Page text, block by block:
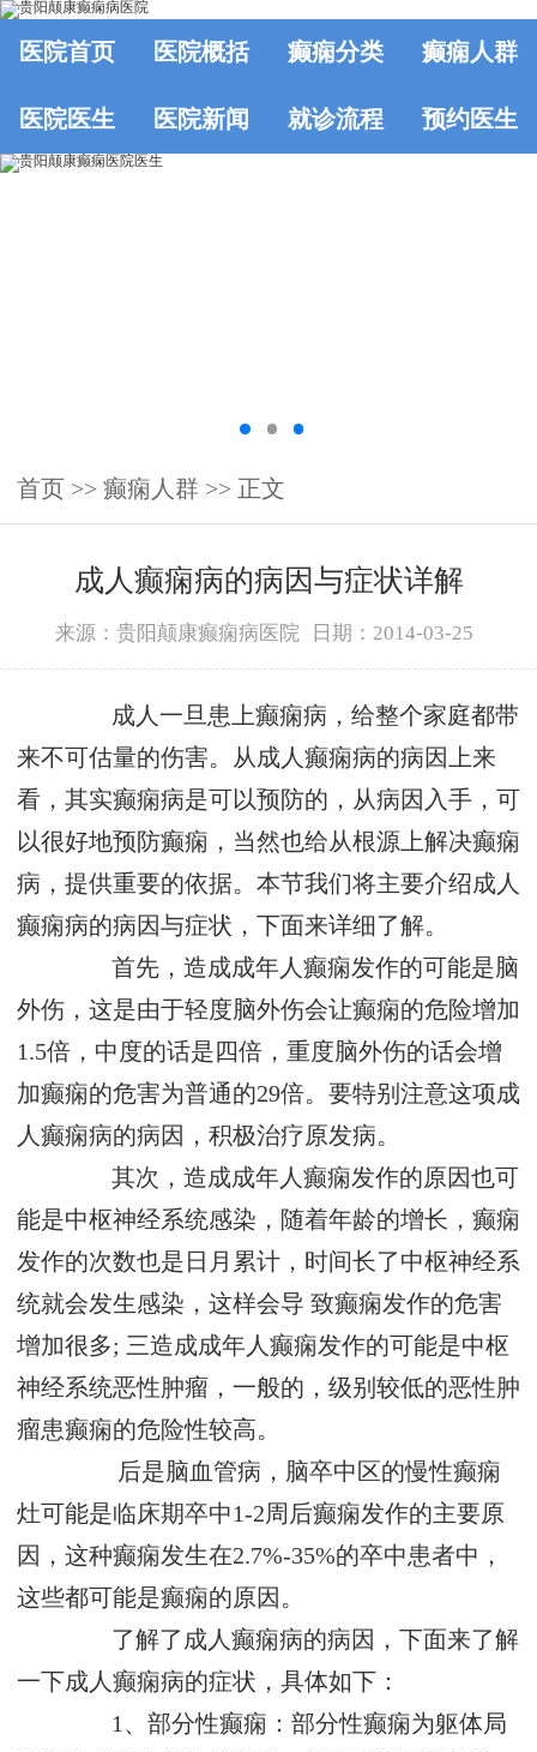
医院首页 医院概括 癫痫分类 癫痫人群
医院医生 医院新闻 就诊流程 预约医生
首页 >> 癫痫人群 >> 正文
成人癫痫病的病因与症状详解
来源：贵阳颠康癫痫病医院 日期：2014-03-25
成人一旦患上癫痫病，给整个家庭都带
来不可估量的伤害。从成人癫痫病的病因上来
看，其实癫痫病是可以预防的，从病因入手，可
以很好地预防癫痫，当然也给从根源上解决癫痫
病，提供重要的依据。本节我们将主要介绍成人
癫痫病的病因与症状，下面来详细了解。
首先，造成成年人癫痫发作的可能是脑
外伤，这是由于轻度脑外伤会让癫痫的危险增加
1.5倍，中度的话是四倍，重度脑外伤的话会增
加癫痫的危害为普通的29倍。要特别注意这项成
人癫痫病的病因，积极治疗原发病。
其次，造成成年人癫痫发作的原因也可
能是中枢神经系统感染，随着年龄的增长，癫痫
发作的次数也是日月累计，时间长了中枢神经系
统就会发生感染，这样会导 致癫痫发作的危害
增加很多; 三造成成年人癫痫发作的可能是中枢
神经系统恶性肿瘤，一般的，级别较低的恶性肿
瘤患癫痫的危险性较高。
后是脑血管病，脑卒中区的慢性癫痫
灶可能是临床期卒中1-2周后癫痫发作的主要原
因，这种癫痫发生在2.7%-35%的卒中患者中，
这些都可能是癫痫的原因。
了解了成人癫痫病的病因，下面来了解
一下成人癫痫病的症状，具体如下：
1、部分性癫痫：部分性癫痫为躯体局